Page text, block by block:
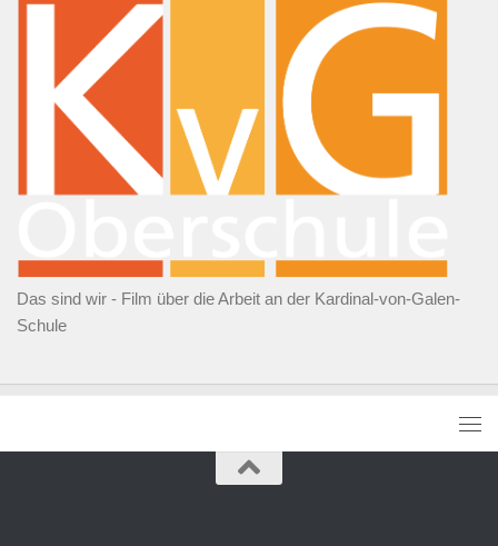
Das sind wir - Film über die Arbeit an der Kardinal-von-Galen-
Schule